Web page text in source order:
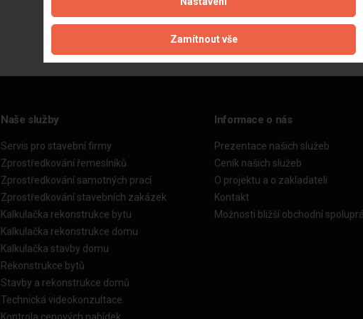
Aktualizováno z portálu ARES dne 01.12.2024 11:30:10
Naše služby
Servis pro stavební firmy
Zprostředkování řemeslníků
Zprostředkování samotných prací
Zprostředkování stavebních zakázek
Kalkulačka rekonstrukce bytu
Kalkulačka rekonstrukce domu
Kalkulačka stavby domu
Rekonstrukce bytů
Stavby a rekonstrukce domů
Technická videokonzultace
Informace o nás
Prezentace našich služeb
Ceník našich služeb
O projektu a o zakladateli
Kontakt
Možnosti bližší obchodní
Zamítnout vše